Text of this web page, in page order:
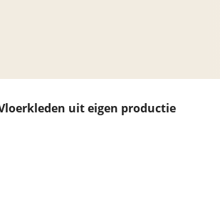
uit eigen productie